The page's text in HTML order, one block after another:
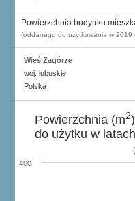
Powierzchnia budynku
(oddanego do użytkowania w 2019
Wieś Zagórze
woj. lubuskie
Polska
400
Powierzchnia (m2
do użytku w